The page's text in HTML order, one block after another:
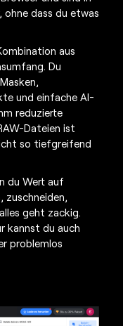
ohne dass du etwas
aus
Du
und einfache AI-
reduzierte
Dateien ist
so tiefgreifend
du Wert auf
zuschneiden,
geht zackig.
kannst du auch
problemlos